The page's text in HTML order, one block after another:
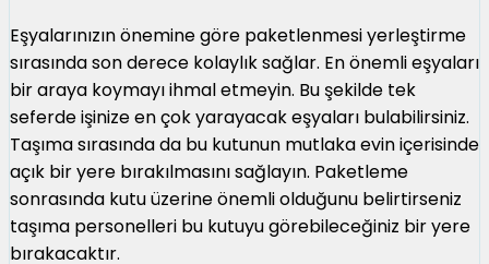
Eşyalarınızın önemine göre paketlenmesi yerleştirme
sırasında son derece kolaylık sağlar. En önemli eşyaları
bir araya koymayı ihmal etmeyin. Bu şekilde tek
seferde işinize en çok yarayacak eşyaları bulabilirsiniz.
Taşıma sırasında da bu kutunun mutlaka evin içerisinde
açık bir yere bırakılmasını sağlayın. Paketleme
sonrasında kutu üzerine önemli olduğunu belirtirseniz
taşıma personelleri bu kutuyu görebileceğiniz bir yere
bırakacaktır.